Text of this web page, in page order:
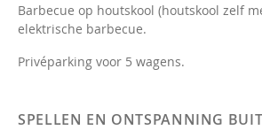
Barbecue op houtskool (houtskool zelf
elektrische barbecue.
Privéparking voor 5 wagens.
SPELLEN EN ONTSPANNING